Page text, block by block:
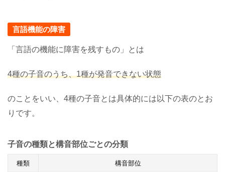
言語機能の障害
「言語の機能に障害を残すもの」とは
4種の子音のうち、1種が発音できない状態
のことをいい、4種の子音とは具体的には以下の表のとお
りです。
子音の種類と構音部位ごとの分類
種類 構音部位